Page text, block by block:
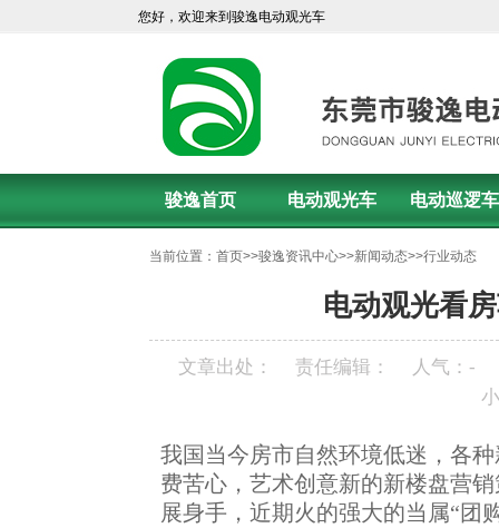
您好，欢迎来到骏逸电动观光车
骏逸首页 电动观光车 电动巡逻车
当前位置： 首页>>骏逸资讯中心>>新闻动态>>行业动态
电动观光看
文章出处： 责任编辑： 人气： -
小
我国当今房市自然环境低迷，各
费苦心，艺术创意新的新楼盘营
展身手，近期火的强大的当属“团